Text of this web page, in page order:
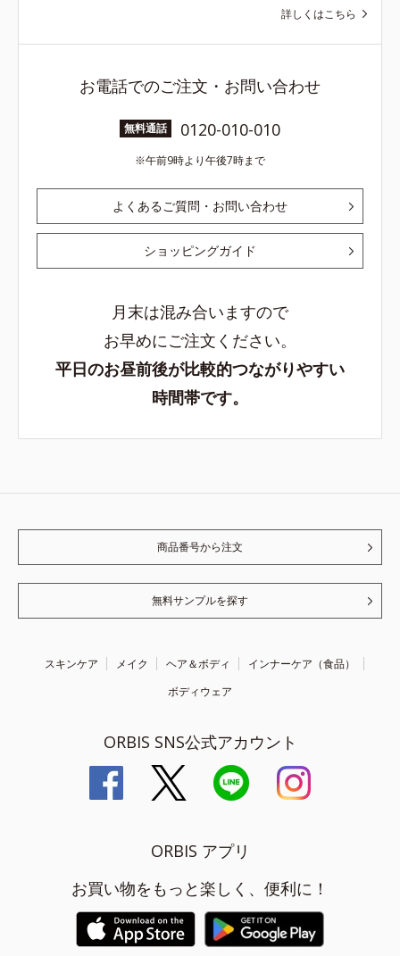
詳しくはこちら
お電話でのご注文・お問い合わせ
無料通話 0120-010-010
午前9時より午後7時まで
よくあるご質問・お問い合わせ
ショッピングガイド
月末は混み合いますので
お早めにご注文ください。
平日のお昼前後が比較的つながりやすい
時間帯です。
商品番号から注文
無料サンプルを探す
スキンケア メイク ヘア＆ボディ
インナーケア（食品）
ボディウェア
ORBIS SNS公式アカウント
ORBIS アプリ
お買い物をもっと楽しく、便利に！